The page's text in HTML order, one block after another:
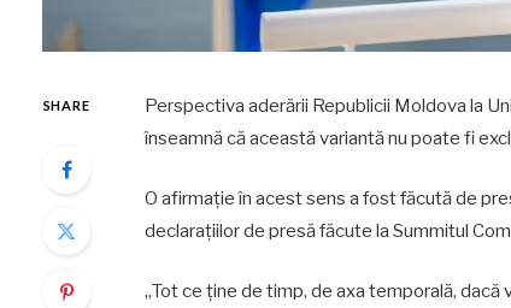
SHARE
Perspectiva aderării Republicii Moldova la
înseamnă că această variantă nu poate fi
O afirmație în acest sens a fost făcută de
declarațiilor de presă făcute la Summitul
„Tot ce ține de timp, de axa temporală,